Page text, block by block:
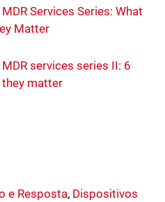
Services Series: What
Matter
services series II: 6
matter
e Resposta, Dispositivos